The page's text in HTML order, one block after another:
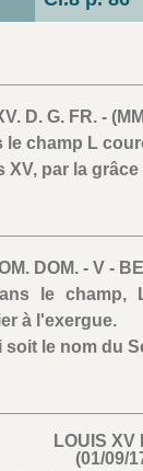
D. G. FR. -
le champ L
XV, par la
DOM. - V -
le champ,
à l'exergue.
soit le nom du
LOUIS XV
(01/09/